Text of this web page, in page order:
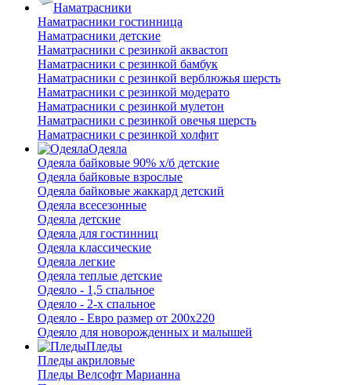
Наматрасники
Наматрасники гостинница
Наматрасники детские
Наматрасники с резинкой аквастоп
Наматрасники с резинкой бамбук
Наматрасники с резинкой верблюжья шерсть
Наматрасники с резинкой модерато
Наматрасники с резинкой мулетон
Наматрасники с резинкой овечья шерсть
Наматрасники с резинкой холфит
Одеяла
Одеяла байковые 90% х/б детские
Одеяла байковые взрослые
Одеяла байковые жаккард детский
Одеяла всесезонные
Одеяла детские
Одеяла для гостинниц
Одеяла классические
Одеяла легкие
Одеяла теплые детские
Одеяло - 1,5 спальное
Одеяло - 2-х спальное
Одеяло - Евро размер от 200х220
Одеяло для новорожденных и малышей
Пледы
Пледы акриловые
Пледы Велсофт Марианна